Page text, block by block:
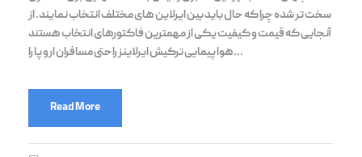
سخت تر شده چرا که حال باید بین ایرلاین های مختلف انتخاب نمایند. از
آنجایی که قیمت و کیفیت یکی از مهمترین فاکتورهای انتخاب هستند
هواپیمایی ترکیش ایرلاینز راحتی مسافران اروپا را...
Read More